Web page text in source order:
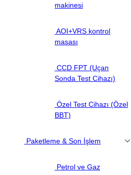
makinesi
AOI+VRS kontrol
masası
CCD FPT (Uçan
Sonda Test Cihazı)
Özel Test Cihazı (Özel
BBT)
Paketleme & Son İşlem
Petrol ve Gaz